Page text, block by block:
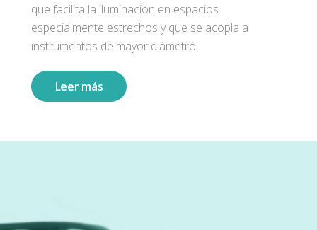
que facilita la iluminación en espacios
especialmente estrechos y que se acopla a
instrumentos de mayor diámetro.
Leer más